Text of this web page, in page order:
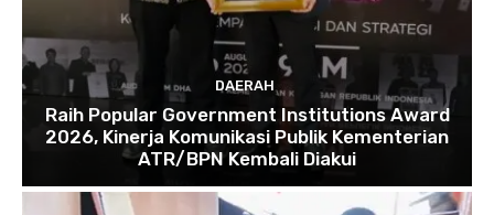
DAERAH
Raih Popular Government Institutions Award
2026, Kinerja Komunikasi Publik Kementerian
ATR/BPN Kembali Diakui